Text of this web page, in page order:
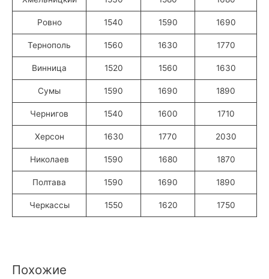
Ровно 1540 1590 1690
Тернополь 1560 1630 1770
Винница 1520 1560 1630
Сумы 1590 1690 1890
Чернигов 1540 1600 1710
Херсон 1630 1770 2030
Николаев 1590 1680 1870
Полтава 1590 1690 1890
Черкассы 1550 1620 1750
Похожие